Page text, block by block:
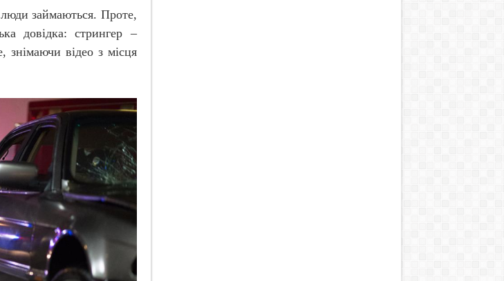
люди займаються. Проте,
довідка: стрингер –
знімаючи відео з місця